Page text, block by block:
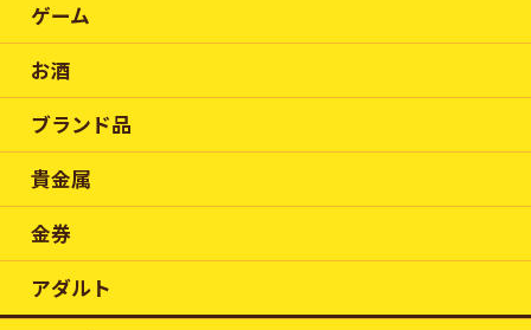
ゲーム
お酒
ブランド品
貴金属
金券
アダルト